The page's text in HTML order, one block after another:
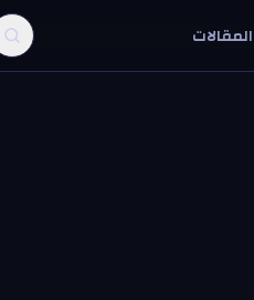
المقالات